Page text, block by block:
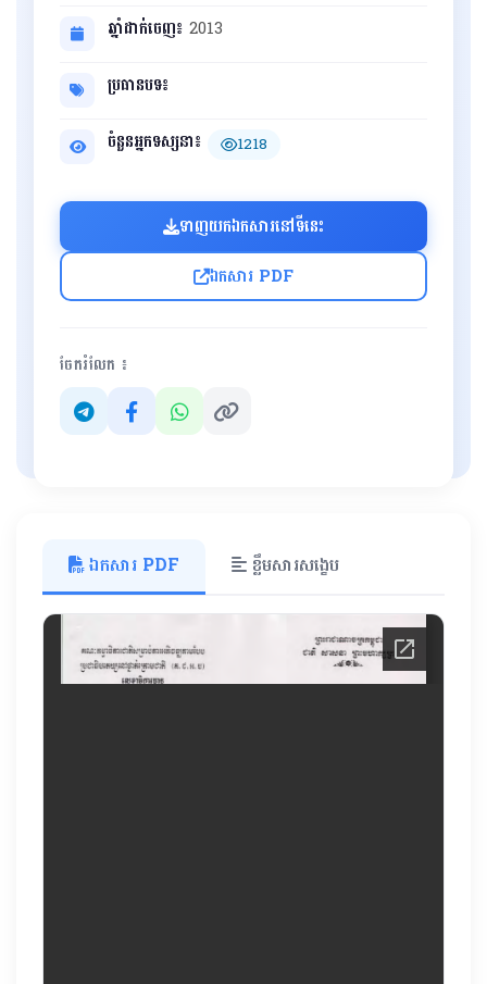
ឆ្នាំដាក់ចេញ៖ 2013
ប្រធានបទ៖
ចំនួនអ្នកទស្សនា៖
1218
ទាញយកឯកសារនៅទីនេះ
ឯកសារ PDF
ចែករំលែក ៖
ឯកសារ PDF ខ្លឹមសារសង្ខេប